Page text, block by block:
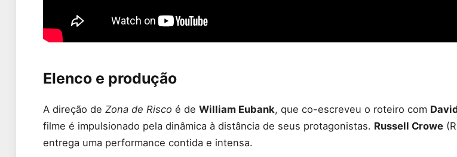
Elenco e produção
A direção de Zona de Risco é de William Eubank, que co-escreveu o roteiro com
filme é impulsionado pela dinâmica à distância de seus protagonistas. Russell Crowe
entrega uma performance contida e intensa.